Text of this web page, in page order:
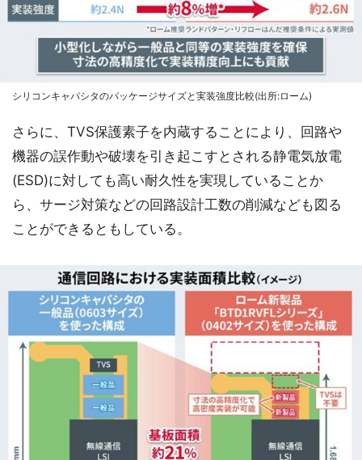
シリコンキャパシタのパッケージサイズと実装強度比較(出所:ローム)
さらに、TVS保護素子を内蔵することにより、回路や
機器の誤作動や破壊を引き起こすとされる静電気放電
(ESD)に対しても高い耐久性を実現していることか
ら、サージ対策などの回路設計工数の削減なども図る
ことができるともしている。